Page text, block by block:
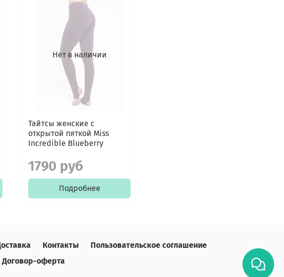
Нет в наличии
Тайтсы женские с
открытой пяткой Miss
Incredible Blueberry
1790 руб
Подробнее
Контакты
Пользовательское соглашение
Договор-оферта